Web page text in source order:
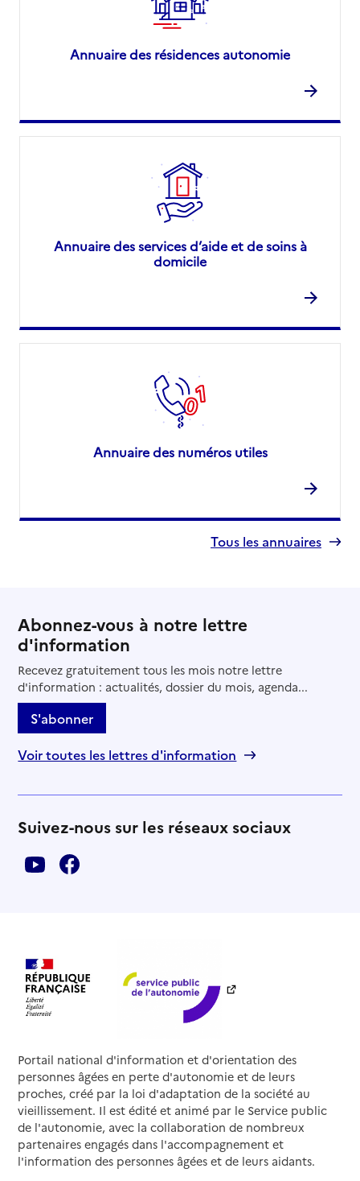
Annuaire des résidences autonomie
Annuaire des services d’aide et de soins à
domicile
Annuaire des numéros utiles
Tous les annuaires
Abonnez-vous à notre lettre
d'information
Recevez gratuitement tous les mois notre lettre
d'information : actualités, dossier du mois, agenda...
S'abonner
Voir toutes les lettres d'information
Suivez-nous sur les réseaux sociaux
Portail national d'information et d'orientation des
personnes âgées en perte d'autonomie et de leurs
proches, créé par la loi d'adaptation de la société au
vieillissement. Il est édité et animé par le Service public
de l'autonomie, avec la collaboration de nombreux
partenaires engagés dans l'accompagnement et
l'information des personnes âgées et de leurs aidants.